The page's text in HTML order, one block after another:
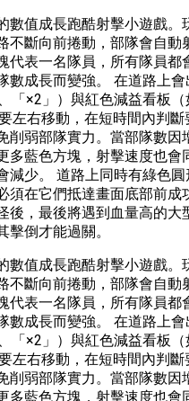
數值成長跑酷射擊小遊戲。
不斷向前捲動，部隊會自動
代表一名隊員，所有隊員都
數成長而變強。 在道路上
「×2」）與紅色減益看板（
左右移動，在短時間內判
削弱部隊實力。當部隊數因
多藍色方塊，射擊速度也會
減少。 道路上同時有綠色
須在它們抵達畫面底部前成
後，最後將遇到血量高的大
擊倒才能過關。
數值成長跑酷射擊小遊戲。
不斷向前捲動，部隊會自動
代表一名隊員，所有隊員都
數成長而變強。 在道路上
「×2」）與紅色減益看板（
左右移動，在短時間內判
削弱部隊實力。當部隊數因
多藍色方塊，射擊速度也會